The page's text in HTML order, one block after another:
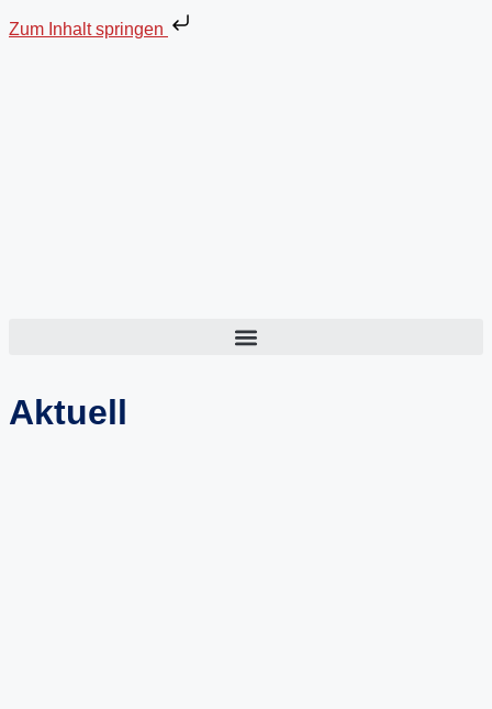
Zum Inhalt springen
Aktuell